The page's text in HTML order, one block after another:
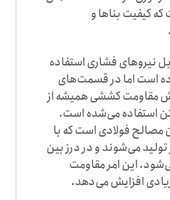
کیفیت بناها و
نیروهای فشاری استفاده
است اما در قسمت‌های
مقاومت کششی همیشه از
استفاده می‌شده است.
مصالح فولادی است که با
یا بیشتر تولید می‌شوند و در درز بین
این امر مقاومت
افزایش می‌دهد.